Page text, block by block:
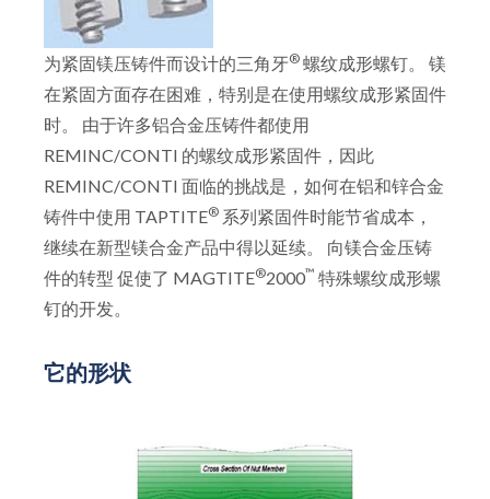
为紧固镁压铸件而设计的三角牙® 螺纹成形螺钉。 镁
在紧固方面存在困难，特别是在使用螺纹成形紧固件
时。 由于许多铝合金压铸件都使用
REMINC/CONTI 的螺纹成形紧固件，因此
REMINC/CONTI 面临的挑战是，如何在铝和锌合金
铸件中使用 TAPTITE® 系列紧固件时能节省成本，
继续在新型镁合金产品中得以延续。 向镁合金压铸
件的转型 促使了 MAGTITE®2000™ 特殊螺纹成形螺
钉的开发。
它的形状